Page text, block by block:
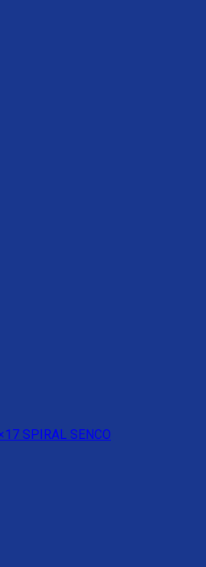
SPIRAL SENCO